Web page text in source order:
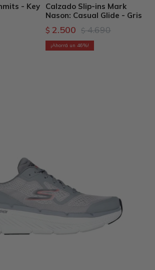
- Key
Calzado Slip-ins Mark
Nason: Casual Glide - Gris
$ 2.500 $ 4.690
46